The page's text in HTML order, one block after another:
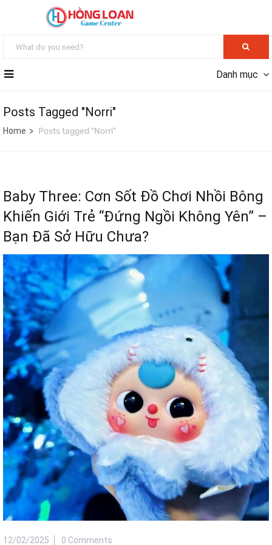
Danh mục
Posts Tagged "Norri"
Home Posts tagged "Norri"
Baby Three: Cơn Sốt Đồ Chơi Nhồi Bông
Khiến Giới Trẻ “Đứng Ngồi Không Yên” –
Bạn Đã Sở Hữu Chưa?
12/02/2025 0 Comments